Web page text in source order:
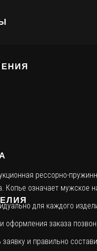
рессорно-
Копье означает
для каждого
оформления заказа
и правильно